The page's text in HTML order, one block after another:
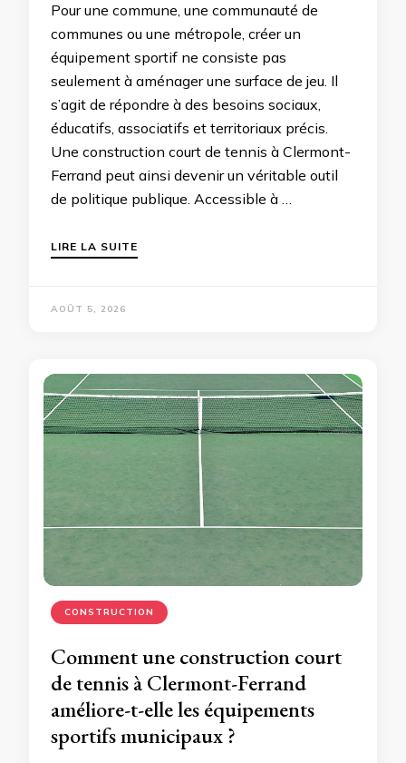
Pour une commune, une communauté de
communes ou une métropole, créer un
équipement sportif ne consiste pas
seulement à aménager une surface de jeu. Il
s’agit de répondre à des besoins sociaux,
éducatifs, associatifs et territoriaux précis.
Une construction court de tennis à Clermont-
Ferrand peut ainsi devenir un véritable outil
de politique publique. Accessible à …
LIRE LA SUITE
AOÛT 5, 2026
CONSTRUCTION
Comment une construction court
de tennis à Clermont-Ferrand
améliore-t-elle les équipements
sportifs municipaux ?